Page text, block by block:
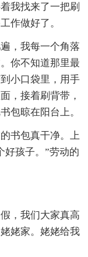
我找来了一把刷
作做好了。
，我每一个角落
你不知道那里最
小口袋里，用手
，接着刷背带，
包晾在阳台上。
书包真干净。上
好孩子。”劳动的
，我们大家真高
姥家。姥姥给我